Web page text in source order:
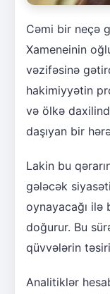
Cəmi bir neçə
Xameneinin
vəzifəsinə
hakimiyyətin
və ölkə
daşıyan bir
Lakin bu
gələcək
oynayacağı ilə
doğurur. Bu
qüvvələrin
Analitiklər